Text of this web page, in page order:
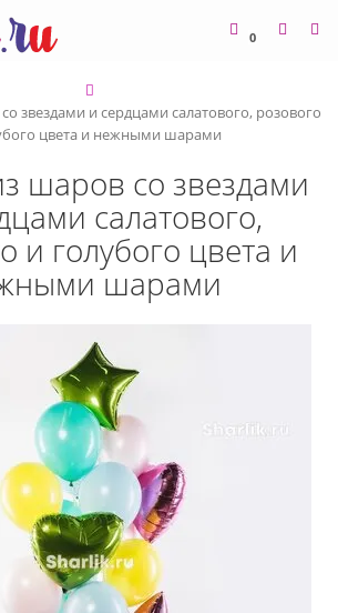
0
звездами и сердцами салатового, розового
цвета и нежными шарами
шаров со звездами
салатового,
и голубого цвета и
шарами